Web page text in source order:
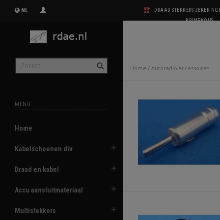
NL
DRAAD STEKKERS
KRIMPKOUS
MENU
Home
Kabelschoenen div
Draad en kabel
Accu aansluitmateriaal
Multistekkers
Home / Autoradio accessoires